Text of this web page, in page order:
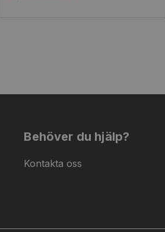
Behöver du hjälp?
Kontakta oss